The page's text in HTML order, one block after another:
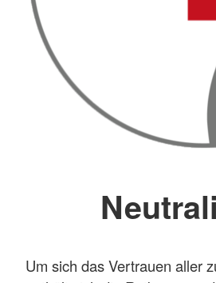
Um sich das Vertrauen aller